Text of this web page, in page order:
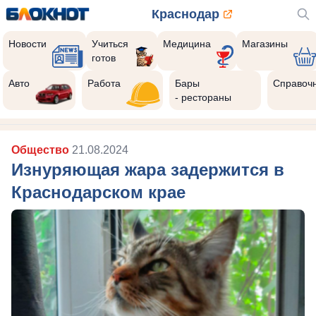
Краснодар
Новости
Учиться
готов
Медицина Магазины
Авто Работа
Бары
- рестораны
Общество 21.08.2024
Изнуряющая жара задержится в
Краснодарском крае